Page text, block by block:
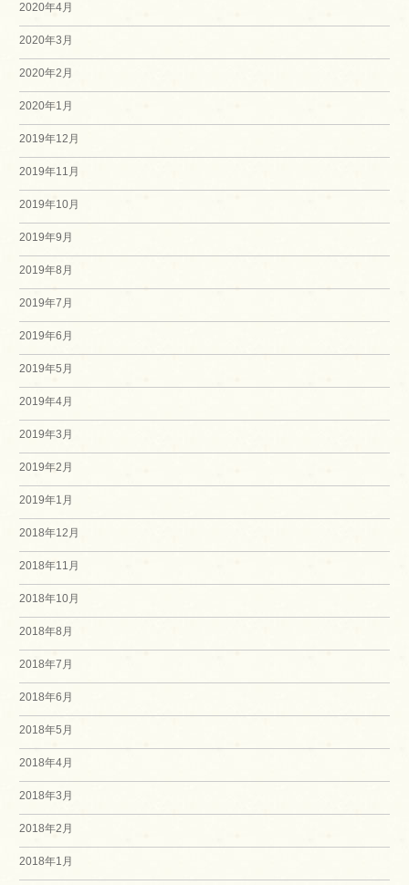
2020年4月
2020年3月
2020年2月
2020年1月
2019年12月
2019年11月
2019年10月
2019年9月
2019年8月
2019年7月
2019年6月
2019年5月
2019年4月
2019年3月
2019年2月
2019年1月
2018年12月
2018年11月
2018年10月
2018年8月
2018年7月
2018年6月
2018年5月
2018年4月
2018年3月
2018年2月
2018年1月